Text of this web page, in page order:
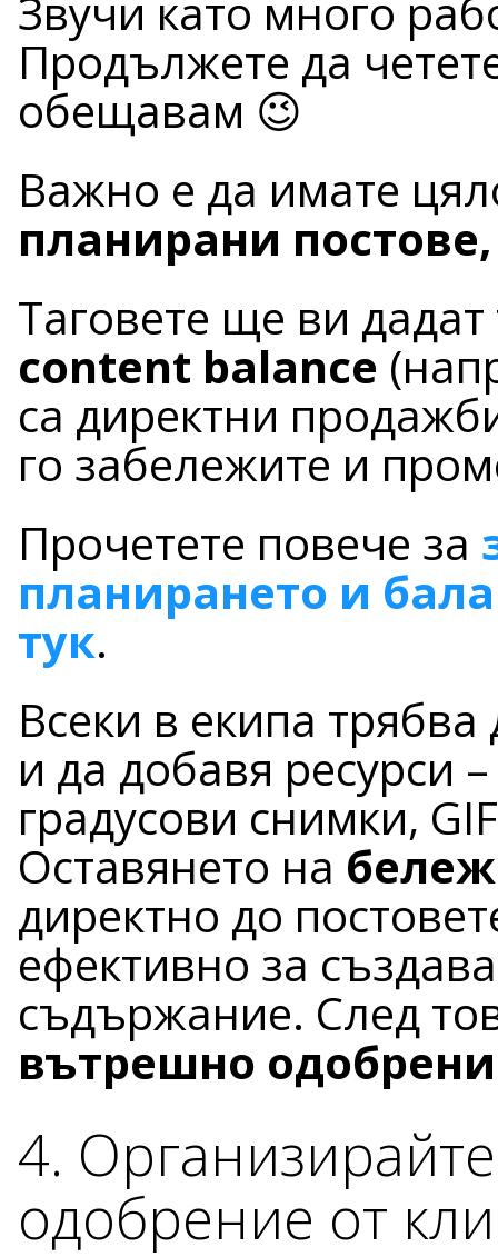
Звучи като много
Продължете да
обещавам 😉
Важно е да имате
планирани
Таговете ще ви
content balance
са директни
го забележите и
Прочетете повече за
планирането и
тук.
Всеки в екипа
и да добавя ресурси
градусови снимки,
Оставянето на
директно до
ефективно за
съдържание. След
вътрешно
4.
одобрение от